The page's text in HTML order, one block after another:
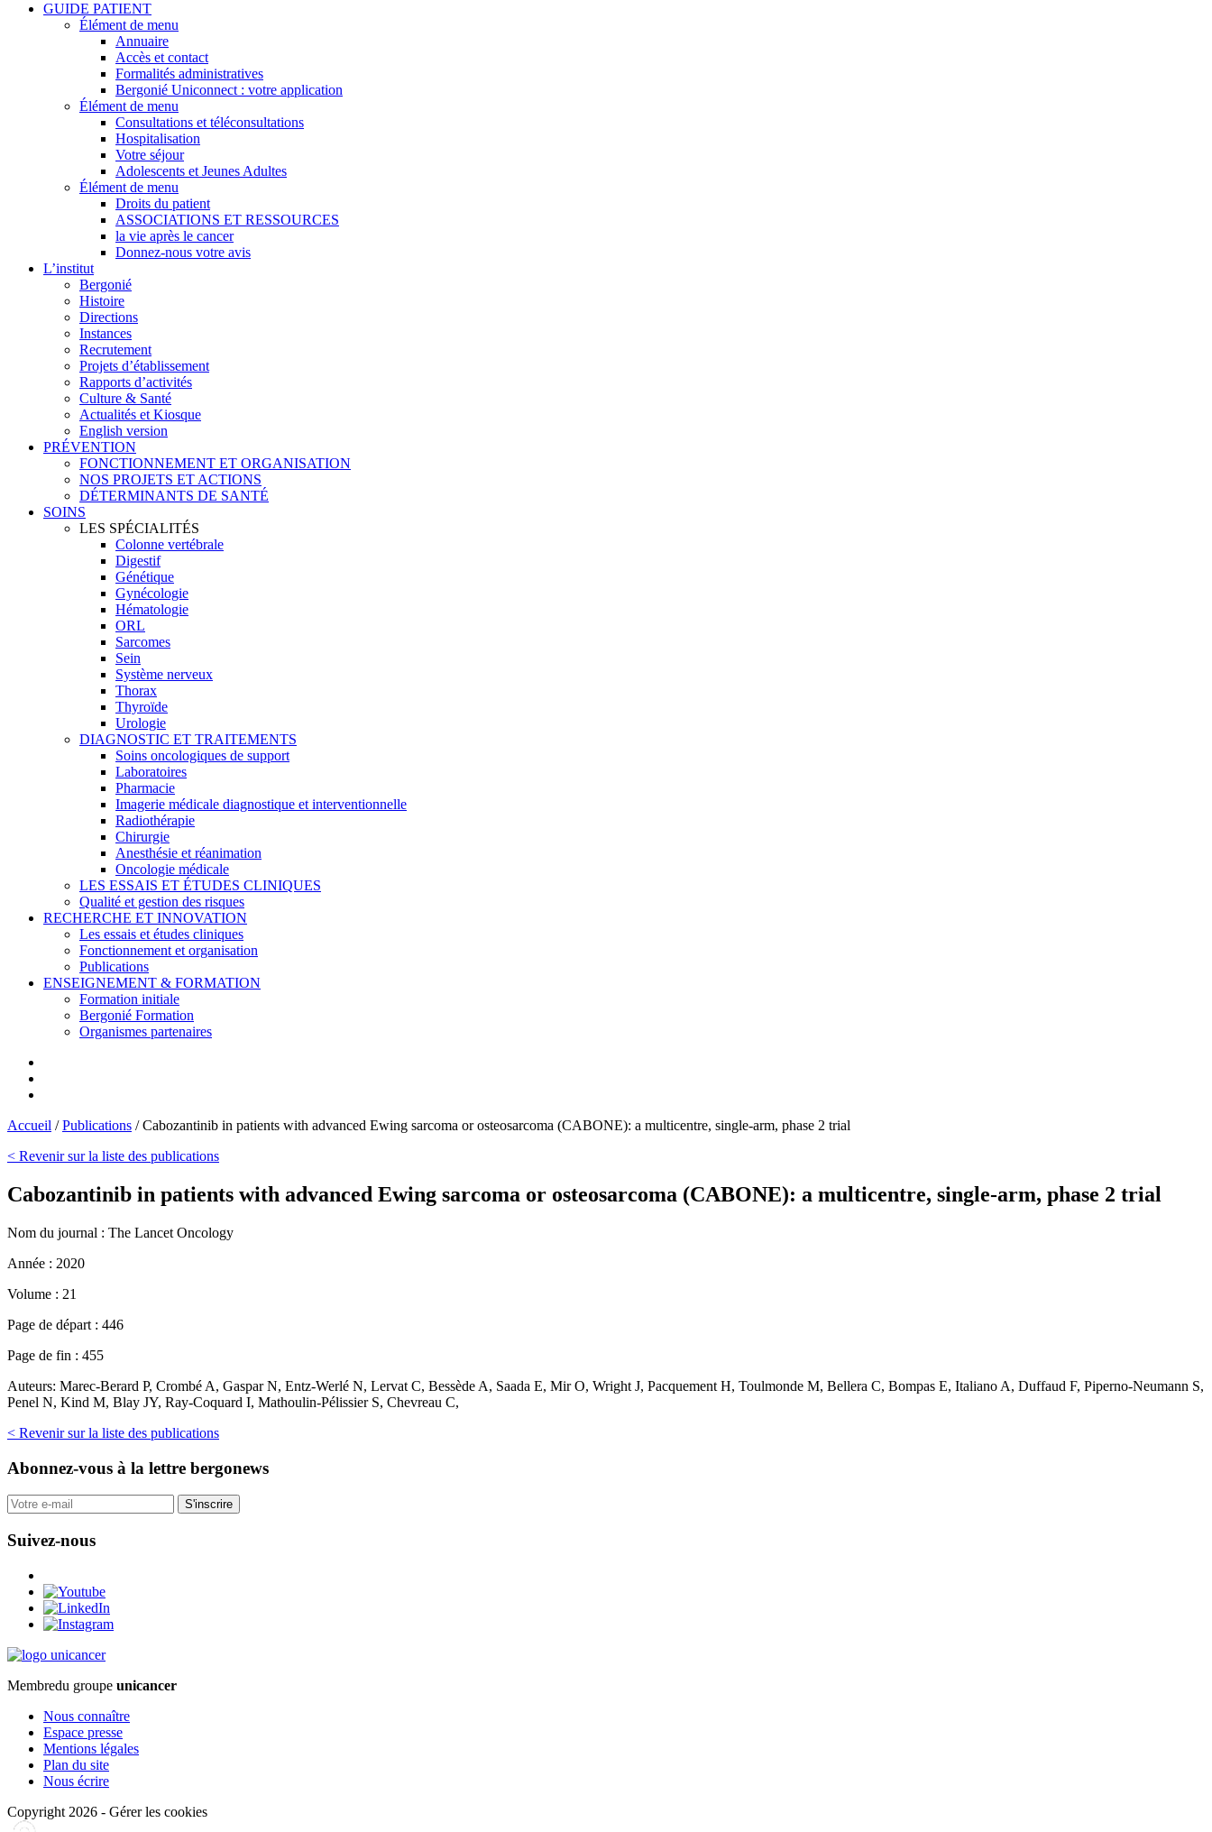
GUIDE PATIENT
Élément de menu
Annuaire
Accès et contact
Formalités administratives
Bergonié Uniconnect : votre application
Élément de menu
Consultations et téléconsultations
Hospitalisation
Votre séjour
Adolescents et Jeunes Adultes
Élément de menu
Droits du patient
ASSOCIATIONS ET RESSOURCES
la vie après le cancer
Donnez-nous votre avis
L’institut
Bergonié
Histoire
Directions
Instances
Recrutement
Projets d’établissement
Rapports d’activités
Culture & Santé
Actualités et Kiosque
English version
PRÉVENTION
FONCTIONNEMENT ET ORGANISATION
NOS PROJETS ET ACTIONS
DÉTERMINANTS DE SANTÉ
SOINS
LES SPÉCIALITÉS
Colonne vertébrale
Digestif
Génétique
Gynécologie
Hématologie
ORL
Sarcomes
Sein
Système nerveux
Thorax
Thyroïde
Urologie
DIAGNOSTIC ET TRAITEMENTS
Soins oncologiques de support
Laboratoires
Pharmacie
Imagerie médicale diagnostique et interventionnelle
Radiothérapie
Chirurgie
Anesthésie et réanimation
Oncologie médicale
LES ESSAIS ET ÉTUDES CLINIQUES
Qualité et gestion des risques
RECHERCHE ET INNOVATION
Les essais et études cliniques
Fonctionnement et organisation
Publications
ENSEIGNEMENT & FORMATION
Formation initiale
Bergonié Formation
Organismes partenaires
Accueil /Publications /Cabozantinib in patients with advanced Ewing sarcoma or osteosarcoma (CABONE): a multicentre, single-arm, phase 2 trial
< Revenir sur la liste des publications
Cabozantinib in patients with advanced Ewing sarcoma or osteosarcoma (CABONE): a multicentre, single-arm, phase 2 trial
Nom du journal : The Lancet Oncology
Année : 2020
Volume : 21
Page de départ : 446
Page de fin : 455
Auteurs: Marec-Berard P, Crombé A, Gaspar N, Entz-Werlé N, Lervat C, Bessède A, Saada E, Mir O, Wright J, Pacquement H, Toulmonde M, Bellera C, Bompas E, Italiano A, Duffaud F, Piperno-Neumann S,
Penel N, Kind M, Blay JY, Ray-Coquard I, Mathoulin-Pélissier S, Chevreau C,
< Revenir sur la liste des publications
Abonnez-vous à la lettre bergonews
S'inscrire
Suivez-nous
Membredu groupe unicancer
Nous connaître
Espace presse
Mentions légales
Plan du site
Nous écrire
Copyright 2026 - Gérer les cookies